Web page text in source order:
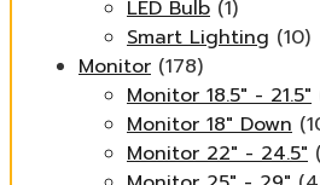
LED Bulb (1)
Smart Lighting (10)
Monitor (178)
Monitor 18.5" - 21.5"
Monitor 18" Down
Monitor 22" - 24.5"